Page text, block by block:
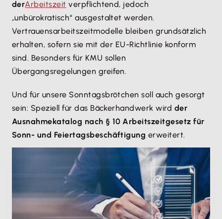
derArbeitszeit verpflichtend, jedoch
„unbürokratisch“ ausgestaltet werden.
Vertrauensarbeitszeitmodelle bleiben grundsätzlich
erhalten, sofern sie mit der EU-Richtlinie konform
sind. Besonders für KMU sollen
Übergangsregelungen greifen.
Und für unsere Sonntagsbrötchen soll auch gesorgt
sein: Speziell für das Bäckerhandwerk wird der
Ausnahmekatalog nach § 10 Arbeitszeitgesetz für
Sonn- und Feiertagsbeschäftigung erweitert.